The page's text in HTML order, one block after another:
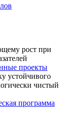
рост при
проекты
устойчивого
чистый
программа